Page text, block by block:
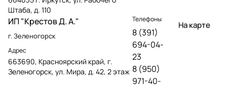
Штаба, д. 110
ИП "Крестов Д. А."
г. Зеленогорск
Адрес
663690, Красноярский край, г.
Зеленогорск, ул. Мира, д. 42, 2 этаж
Телефоны
8 (391)
694-04-
23
8 (950)
971-40-
На карте